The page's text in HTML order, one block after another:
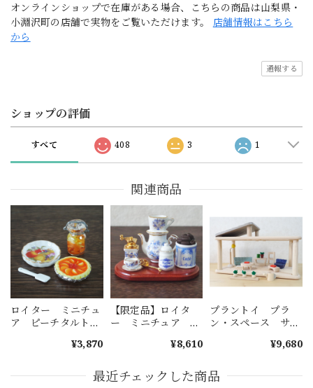
オンラインショップで在庫がある場合、こちらの商品は山梨県・
小淵沢町の店舗で実物をご覧いただけます。 店舗情報はこちら
から
通報する
ショップの評価
すべて 408 3 1
関連商品
ロイター ミニチュ
ア ピーチタルトセ
¥3,870
【限定品】ロイタ
ー ミニチュア コ
¥8,610
プラントイ プラ
ン・スペース サン
¥9,680
最近チェックした商品